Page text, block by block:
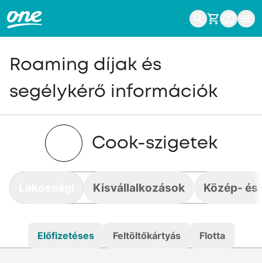
Roaming díjak és
segélykérő információk
Cook-szigetek
Kisvállalkozások Közép-
Előfizetéses Feltöltőkártyás Flotta